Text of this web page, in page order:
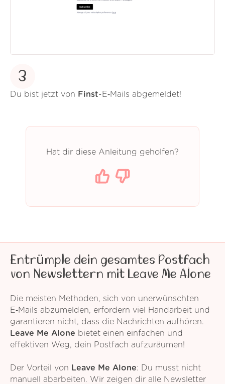
3
Du bist jetzt von Finst-E‑Mails abgemeldet!
Hat dir diese Anleitung geholfen?
Entrümple dein gesamtes Postfach
von Newslettern mit Leave Me Alone
Die meisten Methoden, sich von unerwünschten
E‑Mails abzumelden, erfordern viel Handarbeit und
garantieren nicht, dass die Nachrichten aufhören.
Leave Me Alone bietet einen einfachen und
effektiven Weg, dein Postfach aufzuräumen!
Der Vorteil von Leave Me Alone: Du musst nicht
manuell abarbeiten. Wir zeigen dir alle Newsletter